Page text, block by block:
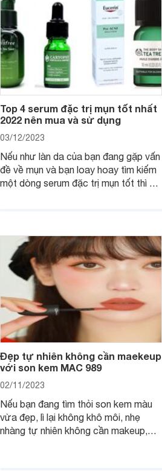
Top 4 serum đặc trị mụn tốt nhất
2022 nên mua và sử dụng
03/12/2023
Nếu như làn da của bạn đang gặp vấn
đề về mụn và bạn loay hoay tìm kiếm
một dòng serum đặc trị mụn tốt thì bài
Đẹp tự nhiên không cần maekeup
với son kem MAC 989
02/11/2023
Nếu bạn đang tìm thỏi son kem màu
vừa đẹp, lì lại không khô môi, nhẹ
nhàng tự nhiên không cần makeup,